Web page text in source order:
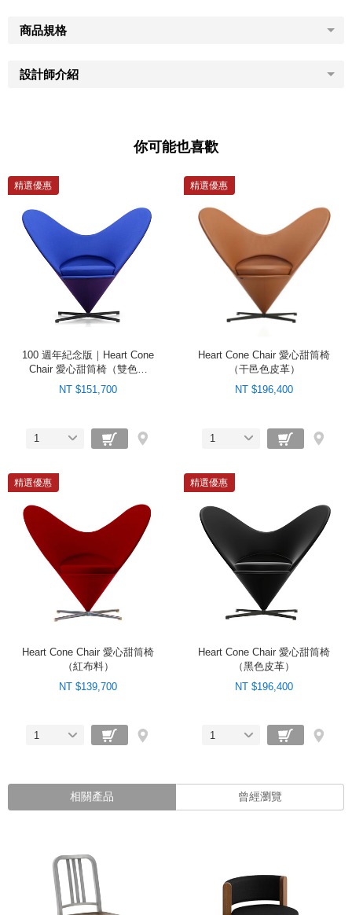
商品規格
設計師介紹
你可能也喜歡
精選優惠
100 週年紀念版｜Heart Cone
Chair 愛心甜筒椅（雙色／
藍）
NT $151,700
1
精選優惠
Heart Cone Chair 愛心甜筒椅
（干邑色皮革）
NT $196,400
1
精選優惠
Heart Cone Chair 愛心甜筒椅
（紅布料）
NT $139,700
1
精選優惠
Heart Cone Chair 愛心甜筒椅
（黑色皮革）
NT $196,400
1
相關產品 曾經瀏覽